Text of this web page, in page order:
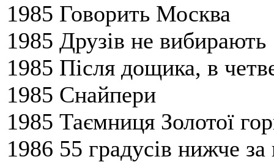
1985 Говорить Москва
1985 Друзів не вибирають
1985 Після дощика, в
1985 Снайпери
1985 Таємниця Золотої
1986 55 градусів нижче за